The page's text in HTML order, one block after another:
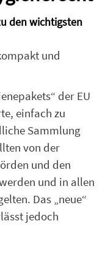
den wichtigsten
und
der EU
einfach zu
Sammlung
von der
und den
und in allen
Das „neue“
jedoch